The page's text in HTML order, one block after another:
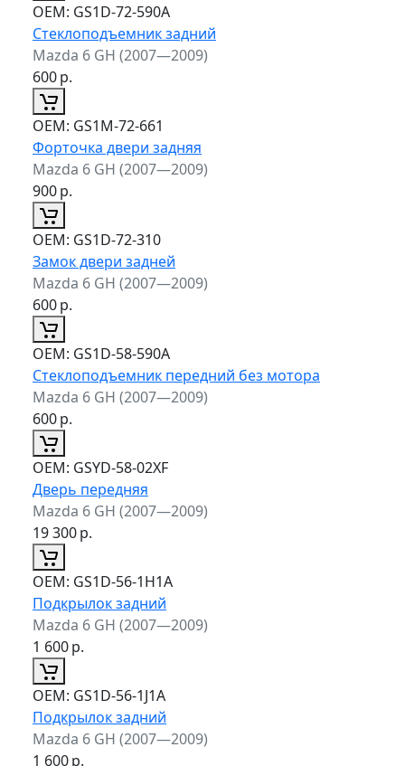
ОЕМ: GS1D-72-590A
Стеклоподъемник задний
Mazda 6 GH (2007—2009)
600р.
ОЕМ: GS1M-72-661
Форточка двери задняя
Mazda 6 GH (2007—2009)
900р.
ОЕМ: GS1D-72-310
Замок двери задней
Mazda 6 GH (2007—2009)
600р.
ОЕМ: GS1D-58-590A
Стеклоподъемник передний без мотора
Mazda 6 GH (2007—2009)
600р.
ОЕМ: GSYD-58-02XF
Дверь передняя
Mazda 6 GH (2007—2009)
19 300р.
ОЕМ: GS1D-56-1H1A
Подкрылок задний
Mazda 6 GH (2007—2009)
1 600р.
ОЕМ: GS1D-56-1J1A
Подкрылок задний
Mazda 6 GH (2007—2009)
1 600р.